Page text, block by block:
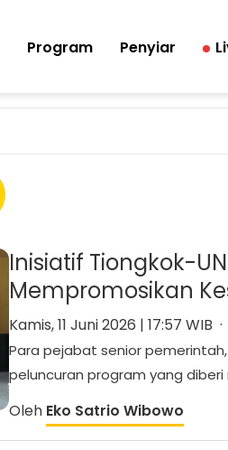
Program Penyiar
Inisiatif Tiongkok-
Mempromosikan
Kamis, 11 Juni 2026 | 17:57 WIB ·
Para pejabat senior
peluncuran program yang
Oleh Eko Satrio Wibowo